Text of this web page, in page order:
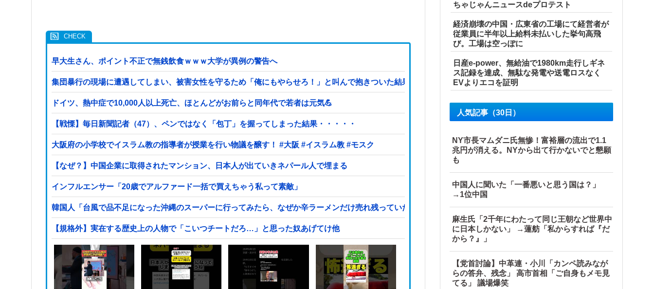
早大生さん、ポイント不正で無銭飲食ｗｗｗ大学が異例の警告へ
集団暴行の現場に遭遇してしまい、被害女性を守るため「俺にもやらせろ！」と叫んで抱きついた結果…警察に連行され〇〇扱いされる悲劇へ←機転を利かせた結果が裏目
ドイツ、熱中症で10,000人以上死亡、ほとんどがお前らと同年代で若者は元気💪
【戦慄】毎日新聞記者（47）、ペンではなく「包丁」を握ってしまった結果・・・・・
大阪府の小学校でイスラム教の指導者が授業を行い物議を醸す！ #大阪 #イスラム教 #モスク
【なぜ？】中国企業に取得されたマンション、日本人が出ていきネパール人で埋まる
インフルエンサー「20歳でアルファード一括で買えちゃう私って素敵」
韓国人「台風で品不足になった沖縄のスーパーに行ってみたら、なぜか辛ラーメンだけ売れ残っていたんです…」
【規格外】実在する歴史上の人物で「こいつチートだろ…」と思った奴あげてけ他
ちゃじゃんニュースdeプロテスト
経済崩壊の中国・広東省の工場にて経営者が
従業員に半年以上給料未払いした挙句高飛
び。工場は空っぽに
日産e-power、無給油で1980km走行しギネ
ス記録を達成、無駄な発電や送電ロスなく
EVよりエコを証明
人気記事（30日）
NY市長マムダニ氏無惨！富裕層の流出で1.1
兆円が消える。NYから出て行かないでと懇願
も
中国人に聞いた「一番悪いと思う国は？」
→1位中国
麻生氏「2千年にわたって同じ王朝など世界中
に日本しかない」 →蓮舫「私からすれば『だ
から？』」
【党首討論】中革連・小川「カンペ読みなが
らの答弁、残念」 高市首相「ご自身もメモ見
てる」 議場爆笑